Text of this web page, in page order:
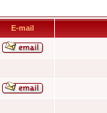
E-mail